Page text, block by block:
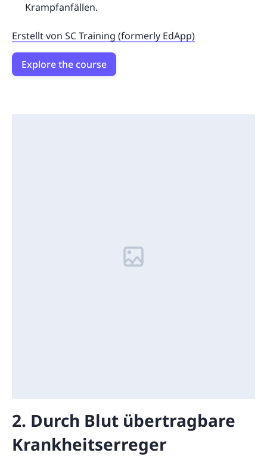
Krampfanfällen.
Erstellt von SC Training (formerly EdApp)
Explore the course
2. Durch Blut übertragbare
Krankheitserreger